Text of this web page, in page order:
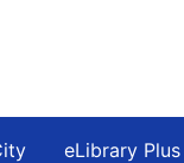
eLibrary Plus